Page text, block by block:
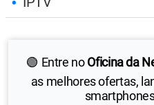
🟢 Entre noOficina da
as melhores ofertas,